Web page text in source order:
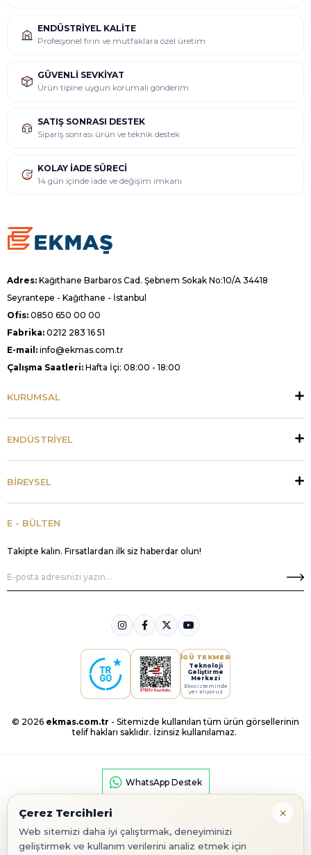
ENDÜSTRIYEL KALITE
Profesyonel fırın ve mutfaklara özel üretim
GÜVENLI SEVKIYAT
Ürün tipine uygun korumalı gönderim
SATIŞ SONRASI DESTEK
Sipariş sonrası ürün ve teknik destek
KOLAY İADE SÜRECI
14 gün içinde iade ve değişim imkanı
Adres: Kağıthane Barbaros Cad. Şebnem Sokak No:10/A 34418
Seyrantepe - Kağıthane - İstanbul
Ofis: 0850 650 00 00
Fabrika: 0212 283 16 51
E-mail: info@ekmas.com.tr
Çalışma Saatleri: Hafta İçi: 08:00 - 18:00
KURUMSAL
ENDÜSTRİYEL
BİREYSEL
E - BÜLTEN
Takipte kalın. Fırsatlardan ilk siz haberdar olun!
İGÜ TEKMER
Teknoloji
Geliştirme
Merkezi
Ekosisteminde
yer alıyoruz
© 2026 ekmas.com.tr - Sitemizde kullanılan tüm ürün görsellerinin
telif hakları saklıdır. İzinsiz kullanılamaz.
WhatsApp Destek
×
Çerez Tercihleri
Web sitemizi daha iyi çalıştırmak, deneyiminizi
geliştirmek ve kullanım verilerini analiz etmek için